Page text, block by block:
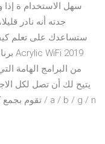
جدته أنه نادر
ستساعدك على تعلم
من البرامج الهامة
يتيح لك أن تصل لكل